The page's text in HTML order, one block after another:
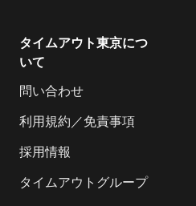
タイムアウト東京につ
いて
問い合わせ
利用規約／免責事項
採用情報
タイムアウトグループ